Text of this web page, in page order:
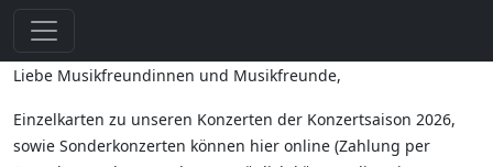
Liebe Musikfreundinnen und Musikfreunde,
Einzelkarten zu unseren Konzerten der Konzertsaison 2026,
sowie Sonderkonzerten können hier online (Zahlung per